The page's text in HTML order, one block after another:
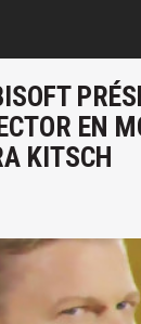
EN
KITSCH